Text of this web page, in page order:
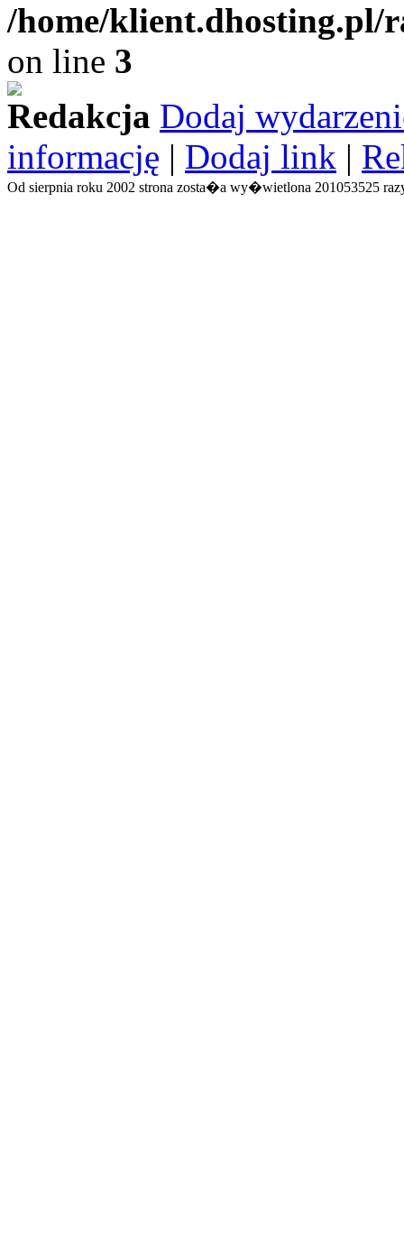
/home/
on line 3
Redakcja Dodaj
informację | Dodaj link |
Od sierpnia roku 2002 strona zosta�a wy�wietlona 201053525